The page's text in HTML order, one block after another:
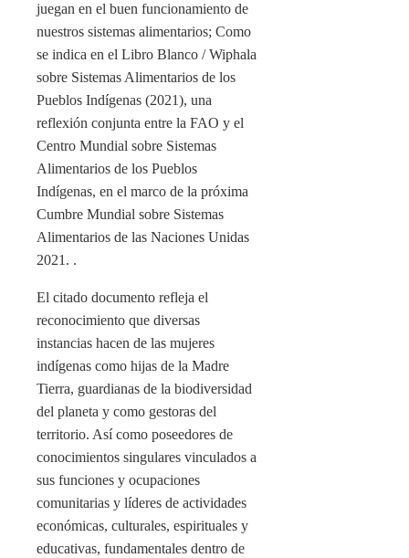
juegan en el buen funcionamiento de
nuestros sistemas alimentarios; Como
se indica en el Libro Blanco / Wiphala
sobre Sistemas Alimentarios de los
Pueblos Indígenas (2021), una
reflexión conjunta entre la FAO y el
Centro Mundial sobre Sistemas
Alimentarios de los Pueblos
Indígenas, en el marco de la próxima
Cumbre Mundial sobre Sistemas
Alimentarios de las Naciones Unidas
2021. .
El citado documento refleja el
reconocimiento que diversas
instancias hacen de las mujeres
indígenas como hijas de la Madre
Tierra, guardianas de la biodiversidad
del planeta y como gestoras del
territorio. Así como poseedores de
conocimientos singulares vinculados a
sus funciones y ocupaciones
comunitarias y líderes de actividades
económicas, culturales, espirituales y
educativas, fundamentales dentro de